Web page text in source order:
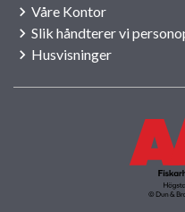
Våre Kontor
Slik håndterer vi
Husvisninger